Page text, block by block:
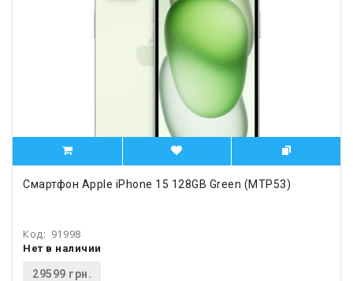
Смартфон Apple iPhone 15 128GB Green (MTP53)
Код: 91998
Нет в наличии
29599 грн.